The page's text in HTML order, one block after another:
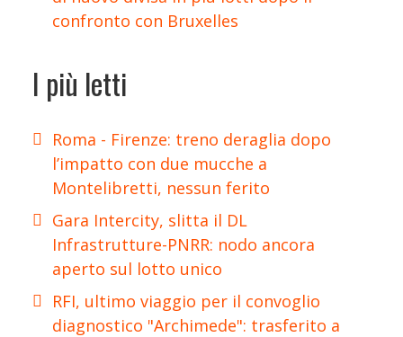
confronto con Bruxelles
I più letti
Roma - Firenze: treno deraglia dopo
l’impatto con due mucche a
Montelibretti, nessun ferito
Gara Intercity, slitta il DL
Infrastrutture-PNRR: nodo ancora
aperto sul lotto unico
RFI, ultimo viaggio per il convoglio
diagnostico "Archimede": trasferito a